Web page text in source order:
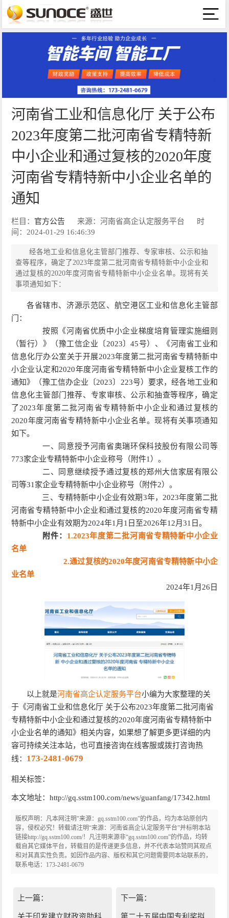
河南省工业和信息化厅 关于公布
2023年度第二批河南省专精特新
中小企业和通过复核的2020年度
河南省专精特新中小企业名单的
通知
栏目： 官方公告 来源：河南省高企认定服务平台
时
间：2024-01-29 16:46:39
经各地工业和信息化主管部门推荐、专家审核、公示和抽
查等程序，确定了2023年度第二批河南省专精特新中小企业和
通过复核的2020年度河南省专精特新中小企业名单。现将有关
事项通知如下：
各省辖市、济源示范区、航空港区工业和信息化主管部
门：
按照《河南省优质中小企业梯度培育管理实施细则
（暂行）》（豫工信企业〔2023〕45号）、《河南省工业和
信息化厅办公室关于开展2023年度第二批河南省专精特新中
小企业认定和2020年度河南省专精特新中小企业复核工作的
通知》（豫工信办企业〔2023〕223号）要求，经各地工业和
信息化主管部门推荐、专家审核、公示和抽查等程序，确定
了2023年度第二批河南省专精特新中小企业和通过复核的
2020年度河南省专精特新中小企业名单。现将有关事项通知
如下。
一、同意授予河南省奥瑞环保科技股份有限公司等
773家企业专精特新中小企业称号（附件1）。
二、同意继续授予通过复核的郑州大信家居有限公
司等31家企业专精特新中小企业称号（附件2）。
三、专精特新中小企业有效期3年，2023年度第二批
河南省专精特新中小企业和通过复核的2020年度河南省专精
特新中小企业有效期为2024年1月1日至2026年12月31日。
附件： 1.2023年度第二批河南省专精特新中小企业
名单
2.通过复核的2020年度河南省专精特新中小企
业名单
2024年1月26日
以上就是河南省高企认定服务平台小编为大家整理的关
于《河南省工业和信息化厅 关于公布2023年度第二批河南省
专精特新中小企业和通过复核的2020年度河南省专精特新中
小企业名单的通知》相关内容，如果想了解更多更详细的内
容可持续关注本站，也可直接咨询在线客服或拨打咨询热
线： 173-2481-0679
相关标签：
本文地址：http://gq.sstm100.com/news/guanfang/17342.html
版权声明：凡本网注明"来源：gq.sstm100.com”的作品，均为本站原创内
容，侵权必究！转载请注明“来源：河南省高企认定服务平台”并标明本站
链接http://gq.sstm100.com/！凡注明来源非“gq.sstm100.com”的作品，均转
载自其它媒体平台，转载目的是传递更多信息，并不代表本站赞同其观点
和对其真实性负责。如因作品内容、版权和其它问题需要同本站联系的，
联系电话：173-2481-0679
上一篇：
关于印发建立财政资助科
下一篇：
第二十五届中国专利奖拟